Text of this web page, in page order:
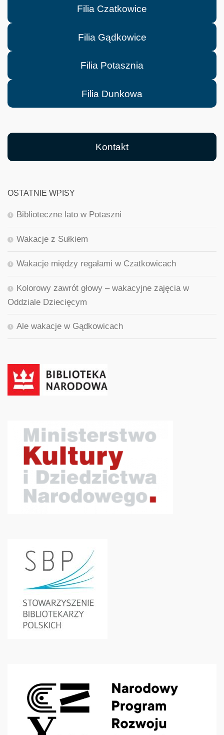
Filia Czatkowice
Filia Gądkowice
Filia Potasznia
Filia Dunkowa
Kontakt
OSTATNIE WPISY
Biblioteczne lato w Potaszni
Wakacje z Sułkiem
Wakacje między regałami w Czatkowicach
Kolorowy zawrót głowy – wakacyjne zajęcia w
Oddziale Dziecięcym
Ale wakacje w Gądkowicach